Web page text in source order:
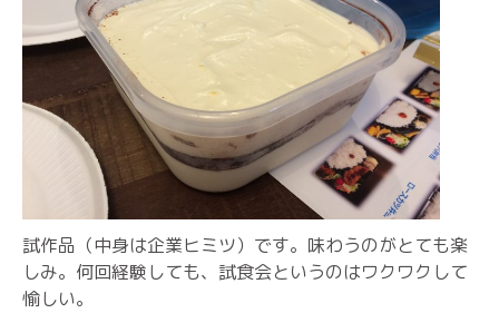
試作品（中身は企業ヒミツ）です。味わうのがとても楽
しみ。何回経験しても、試食会というのはワクワクして
愉しい。